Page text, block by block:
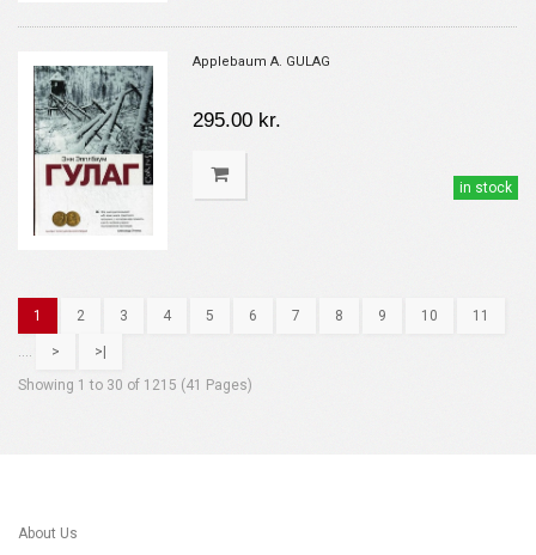
Applebaum A. GULAG
295.00 kr.
in stock
1 2 3 4 5 6 7 8 9 10 11
.... >
>|
Showing 1 to 30 of 1215 (41 Pages)
About Us